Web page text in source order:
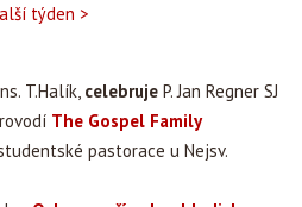
týden >
T.Halík, celebruje P. Jan Regner SJ
The Gospel Family
pastorace u Nejsv.